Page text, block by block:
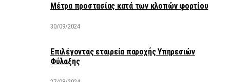
Μέτρα προστασίας κατά των κλοπών φορτίου
30/09/2024
Επιλέγοντας εταιρεία παροχής Υπηρεσιών
Φύλαξης